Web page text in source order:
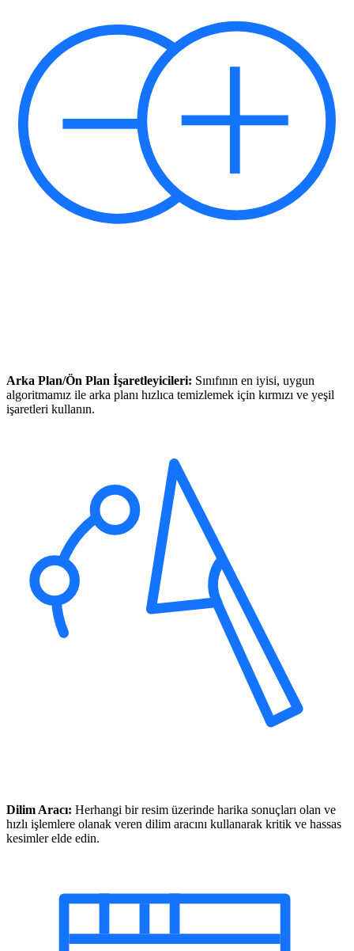
Arka Plan/Ön Plan İşaretleyicileri: Sınıfının en iyisi, uygun
algoritmamız ile arka planı hızlıca temizlemek için kırmızı ve yeşil
işaretleri kullanın.
Dilim Aracı: Herhangi bir resim üzerinde harika sonuçları olan ve
hızlı işlemlere olanak veren dilim aracını kullanarak kritik ve hassas
kesimler elde edin.